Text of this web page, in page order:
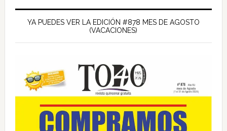
Barra
lateral
principal
YA PUEDES VER LA EDICIÓN #878 MES DE AGOSTO
(VACACIONES)